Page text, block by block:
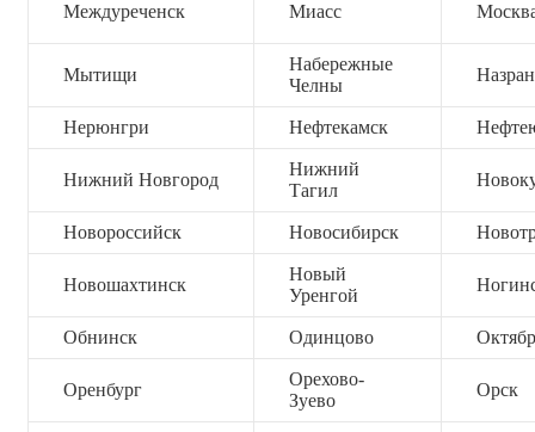
Междуреченск Миасс
Мытищи
Набережные
Челны
Нерюнгри Нефтекамск
Нижний Новгород
Нижний
Тагил
Новороссийск Новосибирск
Новошахтинск
Новый
Уренгой
Обнинск Одинцово
Оренбург
Орехово-
Зуево
Орск